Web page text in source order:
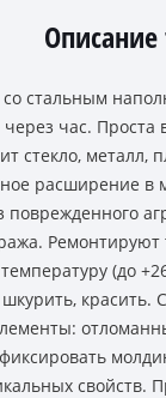
Описание
стальным
час.
стекло,
расширение в
Ремонтируют
(до
свойств.